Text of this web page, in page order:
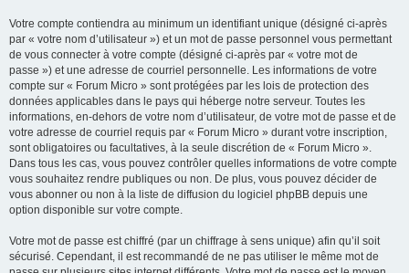
Votre compte contiendra au minimum un identifiant unique (désigné ci-après
par « votre nom d’utilisateur ») et un mot de passe personnel vous permettant
de vous connecter à votre compte (désigné ci-après par « votre mot de
passe ») et une adresse de courriel personnelle. Les informations de votre
compte sur « Forum Micro » sont protégées par les lois de protection des
données applicables dans le pays qui héberge notre serveur. Toutes les
informations, en-dehors de votre nom d’utilisateur, de votre mot de passe et de
votre adresse de courriel requis par « Forum Micro » durant votre inscription,
sont obligatoires ou facultatives, à la seule discrétion de « Forum Micro ».
Dans tous les cas, vous pouvez contrôler quelles informations de votre compte
vous souhaitez rendre publiques ou non. De plus, vous pouvez décider de
vous abonner ou non à la liste de diffusion du logiciel phpBB depuis une
option disponible sur votre compte.
Votre mot de passe est chiffré (par un chiffrage à sens unique) afin qu’il soit
sécurisé. Cependant, il est recommandé de ne pas utiliser le même mot de